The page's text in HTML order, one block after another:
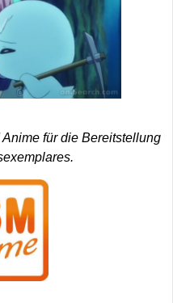
für die Bereitstellung